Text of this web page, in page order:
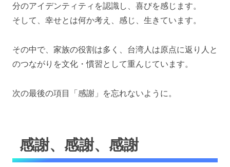
分のアイデンティティを認識し、喜びを感じます。
そして、幸せとは何か考え、感じ、生きています。
その中で、家族の役割は多く、台湾人は原点に返り人と
のつながりを文化・慣習として重んじています。
次の最後の項目「感謝」を忘れないように。
感謝、感謝、感謝